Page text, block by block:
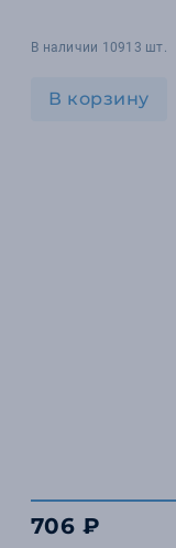
В наличии 10913 шт.
В корзину
706 ₽